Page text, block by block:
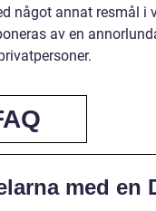
något annat resmål i
av en
med en